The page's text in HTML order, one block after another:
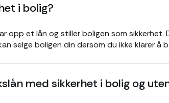
i bolig?
opp et lån og stiller boligen som
selge boligen din dersom du ikke klarer å
med sikkerhet i bolig og